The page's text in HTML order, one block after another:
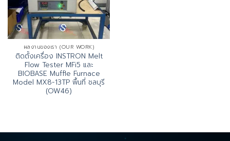
ผลงานของเรา (OUR WORK)
ติดตั้งเครื่อง INSTRON Melt
Flow Tester MFi5 และ
BIOBASE Muffle Furnace
Model MX8-13TP พื้นที่ ชลบุรี
(OW46)